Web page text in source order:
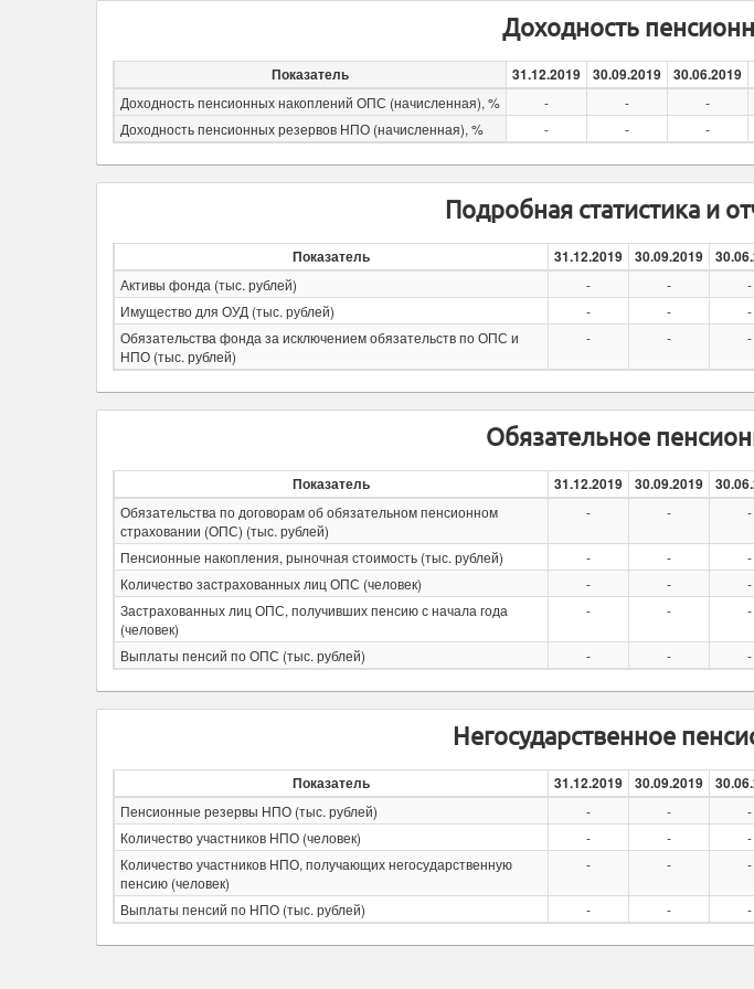
Доходность
Показатель 31.12.2019 30.09.2019 30.06.2019
Доходность пенсионных накоплений ОПС (начисленная), % - - -
Доходность пенсионных резервов НПО (начисленная), %
- - -
Подробная статистика и
Показатель 31.12.2019 30.09.2019
Активы фонда (тыс. рублей) - - -
Имущество для ОУД (тыс. рублей)
- - -
Обязательства фонда за исключением обязательств по ОПС и
НПО (тыс. рублей)
- - -
Обязательное
Показатель 31.12.2019 30.09.2019
Обязательства по договорам об обязательном пенсионном
страховании (ОПС) (тыс. рублей)
- - -
Пенсионные накопления, рыночная стоимость (тыс. рублей) - - -
Количество застрахованных лиц ОПС (человек)
- - -
Застрахованных лиц ОПС, получивших пенсию с начала года
(человек)
- - -
Выплаты пенсий по ОПС (тыс. рублей) - - -
Негосударственное
Показатель 31.12.2019 30.09.2019
Пенсионные резервы НПО (тыс. рублей) - - -
Количество участников НПО (человек)
- - -
Количество участников НПО, получающих негосударственную
пенсию (человек)
- - -
Выплаты пенсий по НПО (тыс. рублей) - - -